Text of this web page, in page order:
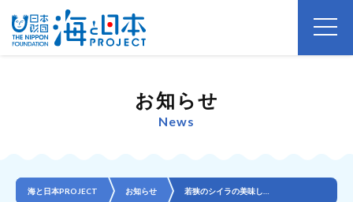
お知らせ
News
海と日本PROJECT お知らせ